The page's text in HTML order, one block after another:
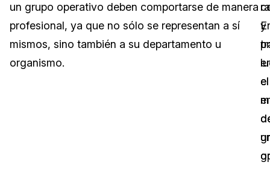
Medios de Comunicación y
Entretenimiento
Centros de Atención Telefónica
Sobre nosotros
Trabaja con nosotros
un grupo operativo deben comportarse de manera
profesional, ya que no sólo se representan a sí
mismos, sino también a su departamento u
organismo.
y
el
el